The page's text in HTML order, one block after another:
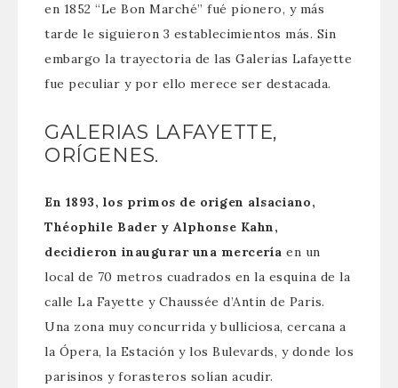
en 1852 “Le Bon Marché” fué pionero, y más
tarde le siguieron 3 establecimientos más. Sin
embargo la trayectoria de las Galerias Lafayette
fue peculiar y por ello merece ser destacada.
GALERIAS LAFAYETTE,
ORÍGENES.
En 1893, los primos de origen alsaciano,
Théophile Bader y Alphonse Kahn,
decidieron inaugurar una mercería en un
local de 70 metros cuadrados en la esquina de la
calle La Fayette y Chaussée d’Antin de Paris.
Una zona muy concurrida y bulliciosa, cercana a
la Ópera, la Estación y los Bulevards, y donde los
parisinos y forasteros solían acudir.